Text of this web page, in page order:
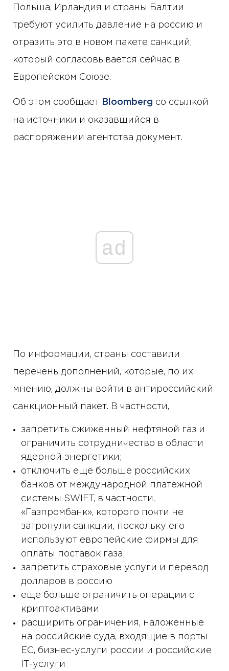
Польша, Ирландия и страны Балтии
требуют усилить давление на россию и
отразить это в новом пакете санкций,
который согласовывается сейчас в
Европейском Союзе.
Об этом сообщает Bloomberg со ссылкой
на источники и оказавшийся в
распоряжении агентства документ.
ad
По информации, страны составили
перечень дополнений, которые, по их
мнению, должны войти в антироссийский
санкционный пакет. В частности,
запретить сжиженный нефтяной газ и
ограничить сотрудничество в области
ядерной энергетики;
отключить еще больше российских
банков от международной платежной
системы SWIFT, в частности,
«Газпромбанк», которого почти не
затронули санкции, поскольку его
используют европейские фирмы для
оплаты поставок газа;
запретить страховые услуги и перевод
долларов в россию
еще больше ограничить операции с
криптоактивами
расширить ограничения, наложенные
на российские суда, входящие в порты
ЕС, бизнес-услуги россии и российские
ІТ-услуги